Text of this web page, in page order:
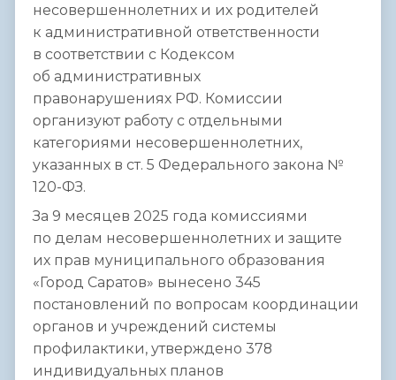
несовершеннолетних и их родителей
к административной ответственности
в соответствии с Кодексом
об административных
правонарушениях РФ. Комиссии
организуют работу с отдельными
категориями несовершеннолетних,
указанных в ст. 5 Федерального закона №
120-ФЗ.
За 9 месяцев 2025 года комиссиями
по делам несовершеннолетних и защите
их прав муниципального образования
«Город Саратов» вынесено 345
постановлений по вопросам координации
органов и учреждений системы
профилактики, утверждено 378
индивидуальных планов